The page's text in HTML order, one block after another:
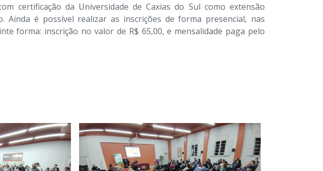
certificação da Universidade de Caxias do Sul como extensão
é possível realizar as inscrições de forma presencial, nas
forma: inscrição no valor de R$ 65,00, e mensalidade paga pelo